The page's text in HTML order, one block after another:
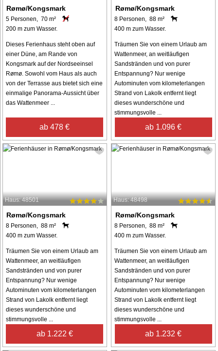
Rømø/Kongsmark
5 Personen, 70 m²
200 m zum Wasser.
Dieses Ferienhaus steht oben auf
einer Düne, am Rande von
Kongsmark auf der Nordseeinsel
Rømø. Sowohl vom Haus als auch
von der Terrasse aus bietet sich eine
einmalige Panorama-Aussicht über
das Wattenmeer ...
ab 478 €
Rømø/Kongsmark
8 Personen, 88 m²
400 m zum Wasser.
Träumen Sie von einem Urlaub am
Wattenmeer, an weitläufigen
Sandstränden und von purer
Entspannung? Nur wenige
Autominuten vom kilometerlangen
Strand von Lakolk entfernt liegt
dieses wunderschöne und
stimmungsvolle ...
ab 1.096 €
Haus: 48501
Rømø/Kongsmark
8 Personen, 88 m²
400 m zum Wasser.
Träumen Sie von einem Urlaub am
Wattenmeer, an weitläufigen
Sandstränden und von purer
Entspannung? Nur wenige
Autominuten vom kilometerlangen
Strand von Lakolk entfernt liegt
dieses wunderschöne und
stimmungsvolle ...
ab 1.222 €
Haus: 48498
Rømø/Kongsmark
8 Personen, 88 m²
400 m zum Wasser.
Träumen Sie von einem Urlaub am
Wattenmeer, an weitläufigen
Sandstränden und von purer
Entspannung? Nur wenige
Autominuten vom kilometerlangen
Strand von Lakolk entfernt liegt
dieses wunderschöne und
stimmungsvolle ...
ab 1.232 €